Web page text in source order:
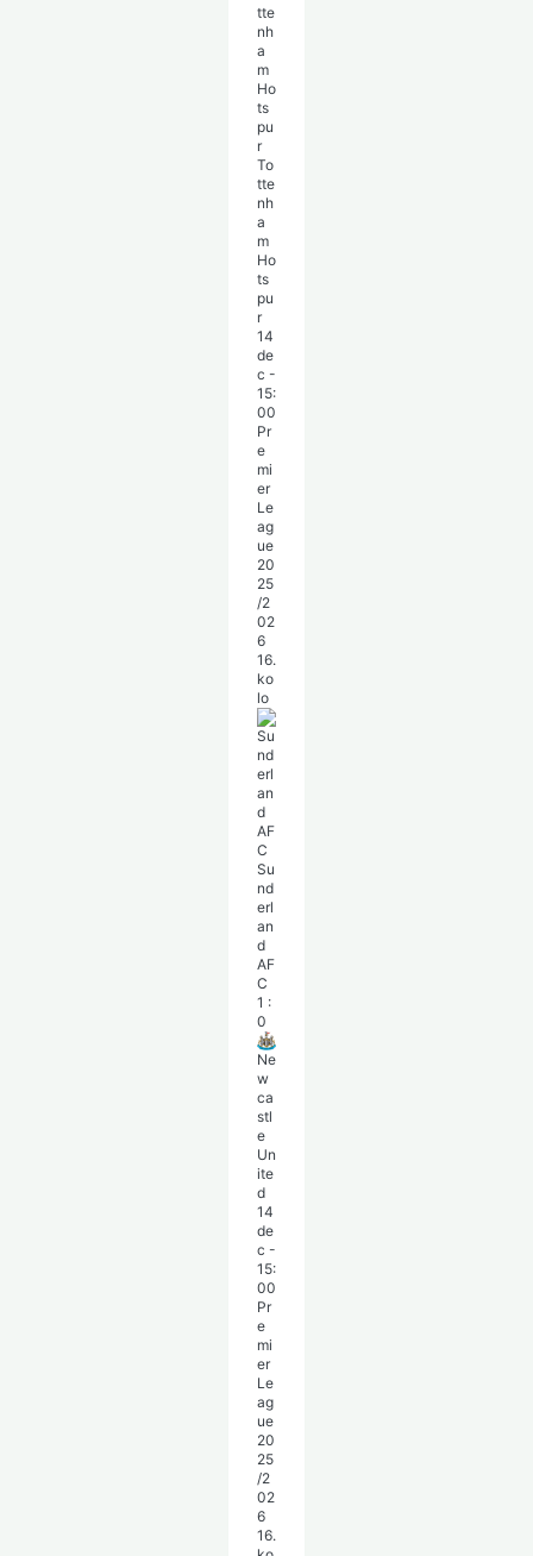
To
tte
nh
a
m
Ho
ts
pu
r
14
de
c -
15:
00
Pr
e
mi
er
Le
ag
ue
20
25
/2
02
6
16.
ko
lo
Su
nd
erl
an
d
AF
C
1 :
0
Ne
w
ca
stl
e
Un
ite
d
14
de
c -
15:
00
Pr
e
mi
er
Le
ag
ue
20
25
/2
02
6
16.